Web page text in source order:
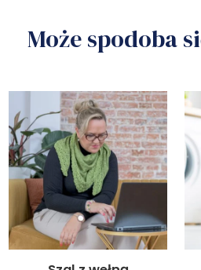
Może spodoba